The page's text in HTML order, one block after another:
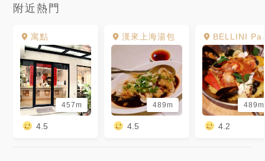
附近熱門
寓點
457m
4.5
漢來上海湯包
489m
4.5
BELLINI Pasta Pasta 貝里尼餐廳 台南夢時代店
489m
4.2